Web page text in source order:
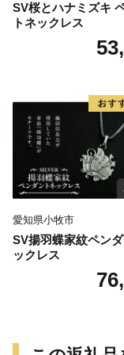
SV桜とハナミズキ
トネックレス
愛知県小牧市
SV揚羽蝶家紋ペン
ックレス